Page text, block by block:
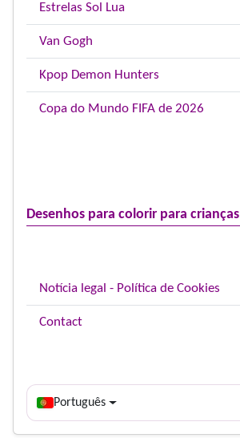
Estrelas Sol Lua
Van Gogh
Kpop Demon Hunters
Copa do Mundo FIFA de 2026
Desenhos para colorir para crianças
Notícia legal - Política de Cookies
Contact
Português